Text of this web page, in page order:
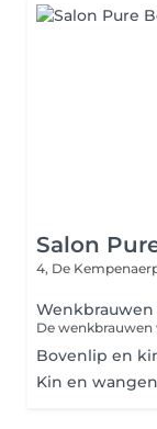
Salon
4, De
Bovenlip en
Kin en